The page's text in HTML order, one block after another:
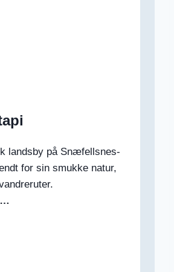
landsby på Snæfellsnes-
for sin smukke natur,